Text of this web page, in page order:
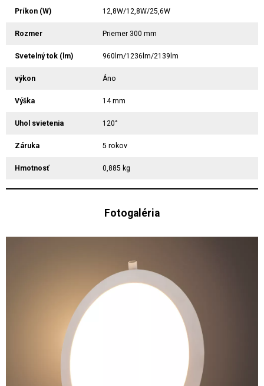
Príkon (W) 12,8W/12,8W/25,6W
Rozmer Priemer 300 mm
Svetelný tok (lm) 960lm/1236lm/2139lm
výkon Áno
Výška 14 mm
Uhol svietenia 120°
Záruka 5 rokov
Hmotnosť 0,885 kg
Fotogaléria